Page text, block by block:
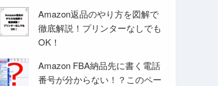
Amazon返品のやり方を図解で
徹底解説！プリンターなしでも
OK！
Amazon FBA納品先に書く電話
番号が分からない！？このペー